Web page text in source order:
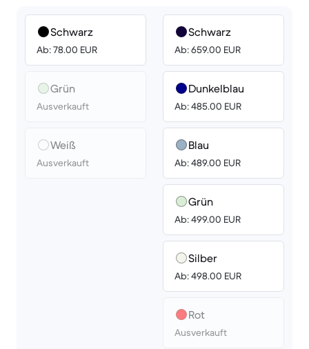
Schwarz
Ab: 78.00 EUR
Grün
Ausverkauft
Weiß
Ausverkauft
Schwarz
Ab: 659.00 EUR
Dunkelblau
Ab: 485.00 EUR
Blau
Ab: 489.00 EUR
Grün
Ab: 499.00 EUR
Silber
Ab: 498.00 EUR
Rot
Ausverkauft